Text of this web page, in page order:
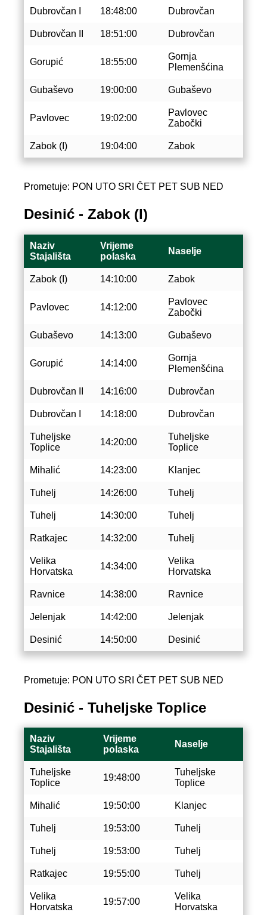
Dubrovčan I 18:48:00 Dubrovčan
Dubrovčan II 18:51:00 Dubrovčan
Gorupić 18:55:00
Gornja
Plemenšćina
Gubaševo 19:00:00 Gubaševo
Pavlovec 19:02:00
Pavlovec
Zabočki
Zabok (I) 19:04:00 Zabok
Prometuje: PON UTO SRI ČET PET SUB NED
Desinić - Zabok (I)
Naziv
Stajališta
Vrijeme
polaska
Naselje
Zabok (I) 14:10:00 Zabok
Pavlovec 14:12:00
Pavlovec
Zabočki
Gubaševo 14:13:00 Gubaševo
Gorupić 14:14:00
Gornja
Plemenšćina
Dubrovčan II 14:16:00 Dubrovčan
Dubrovčan I 14:18:00 Dubrovčan
Tuheljske
Toplice
14:20:00
Tuheljske
Toplice
Mihalić 14:23:00 Klanjec
Tuhelj 14:26:00 Tuhelj
Tuhelj 14:30:00 Tuhelj
Ratkajec 14:32:00 Tuhelj
Velika
Horvatska
14:34:00
Velika
Horvatska
Ravnice 14:38:00 Ravnice
Jelenjak 14:42:00 Jelenjak
Desinić 14:50:00 Desinić
Prometuje: PON UTO SRI ČET PET SUB NED
Desinić - Tuheljske Toplice
Naziv
Stajališta
Vrijeme
polaska
Naselje
Tuheljske
Toplice
19:48:00
Tuheljske
Toplice
Mihalić 19:50:00 Klanjec
Tuhelj 19:53:00 Tuhelj
Tuhelj 19:53:00 Tuhelj
Ratkajec 19:55:00 Tuhelj
Velika
Horvatska
19:57:00
Velika
Horvatska